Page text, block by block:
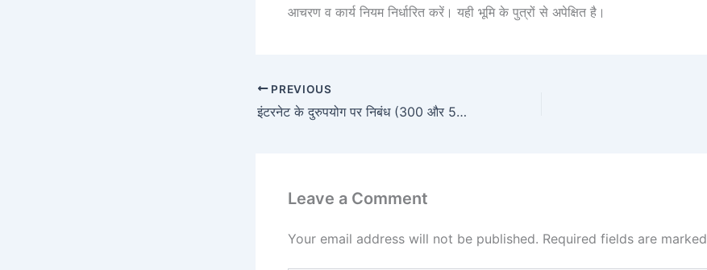
आचरण व कार्य नियम निर्धारित करें। यही भूमि के पुत्रों से अपेक्षित है।
PREVIOUS
इंटरनेट के दुरुपयोग पर निबंध (300 और 500 शब्द)
Leave a Comment
Your email address will not be published. Required fields are marked